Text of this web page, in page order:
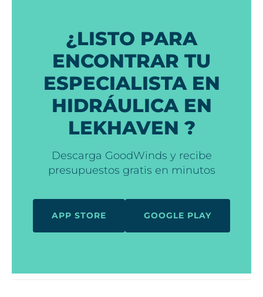
¿LISTO PARA
ENCONTRAR TU
ESPECIALISTA EN
HIDRÁULICA EN
LEKHAVEN ?
Descarga GoodWinds y recibe
presupuestos gratis en minutos
APP STORE GOOGLE PLAY